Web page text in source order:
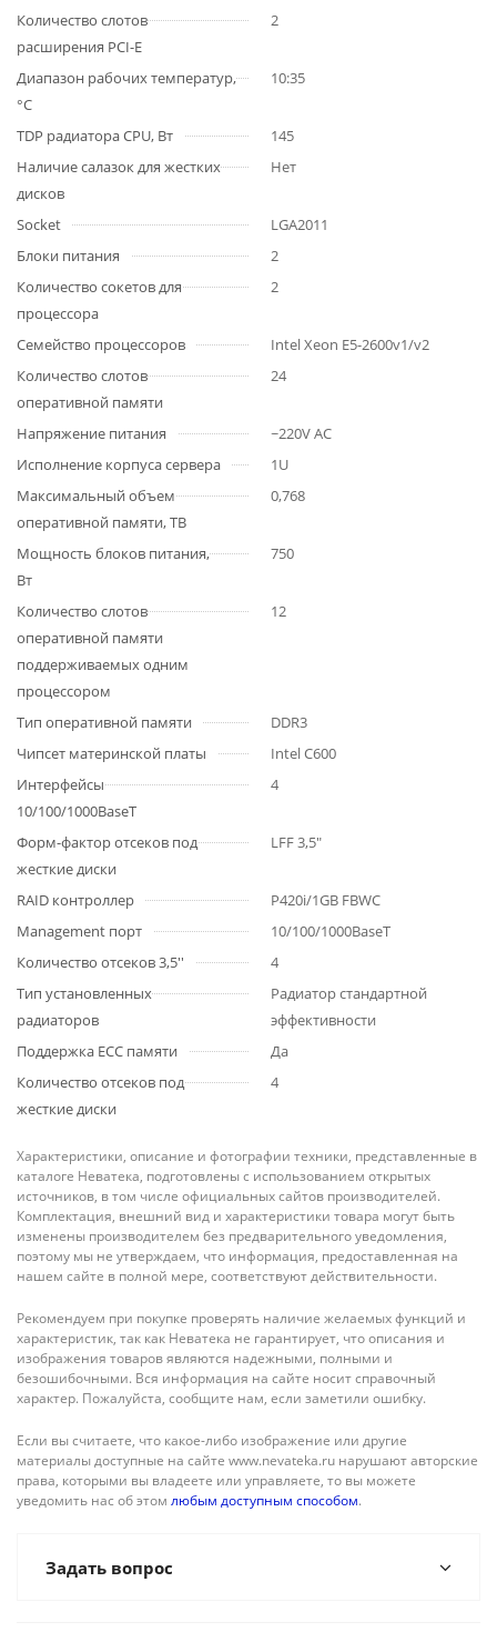
Количество слотов
расширения PCI-E
2
Диапазон рабочих температур,
°C
10:35
TDP радиатора CPU, Вт
145
Наличие салазок для жестких
дисков
Нет
Socket
LGA2011
Блоки питания
2
Количество сокетов для
процессора
2
Семейство процессоров
Intel Xeon E5-2600v1/v2
Количество слотов
оперативной памяти
24
Напряжение питания
~220V AC
Исполнение корпуса сервера
1U
Максимальный объем
оперативной памяти, TB
0,768
Мощность блоков питания,
Вт
750
Количество слотов
оперативной памяти
поддерживаемых одним
процессором
12
Тип оперативной памяти
DDR3
Чипсет материнской платы
Intel C600
Интерфейсы
10/100/1000BaseT
4
Форм-фактор отсеков под
жесткие диски
LFF 3,5"
RAID контроллер
P420i/1GB FBWC
Management порт
10/100/1000BaseT
Количество отсеков 3,5''
4
Тип установленных
радиаторов
Радиатор стандартной
эффективности
Поддержка ECC памяти
Да
Количество отсеков под
жесткие диски
4
Характеристики, описание и фотографии техники, представленные в
каталоге Неватека, подготовлены с использованием открытых
источников, в том числе официальных сайтов производителей.
Комплектация, внешний вид и характеристики товара могут быть
изменены производителем без предварительного уведомления,
поэтому мы не утверждаем, что информация, предоставленная на
нашем сайте в полной мере, соответствуют действительности.
Рекомендуем при покупке проверять наличие желаемых функций и
характеристик, так как Неватека не гарантирует, что описания и
изображения товаров являются надежными, полными и
безошибочными. Вся информация на сайте носит справочный
характер. Пожалуйста, сообщите нам, если заметили ошибку.
Если вы считаете, что какое-либо изображение или другие
материалы доступные на сайте www.nevateka.ru нарушают авторские
права, которыми вы владеете или управляете, то вы можете
уведомить нас об этом любым доступным способом.
Задать вопрос